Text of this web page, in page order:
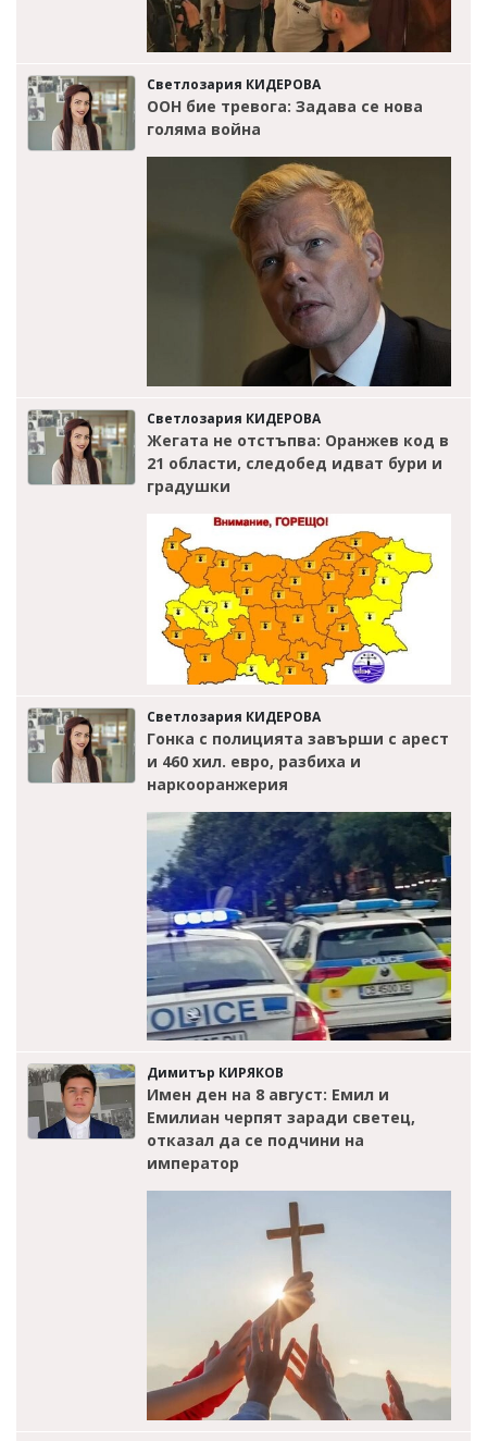
Светлозария КИДЕРОВА
ООН бие тревога: Задава се нова
голяма война
Светлозария КИДЕРОВА
Жегата не отстъпва: Оранжев код в
21 области, следобед идват бури и
градушки
Светлозария КИДЕРОВА
Гонка с полицията завърши с арест
и 460 хил. евро, разбиха и
наркооранжерия
Димитър КИРЯКОВ
Имен ден на 8 август: Емил и
Емилиан черпят заради светец,
отказал да се подчини на
император